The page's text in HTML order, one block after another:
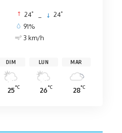
24° 24°
91%
3 km/h
DIM
25°C
LUN
26°C
MAR
28°C